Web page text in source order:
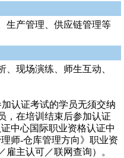
生产管理、供应链管理等
、现场演练、师生互动、
加认证考试的学员无须交纳
，在培训结束后参加认证
中心国际职业资格认证中
师-仓库管理方向》职业资
主认可／联网查询）。